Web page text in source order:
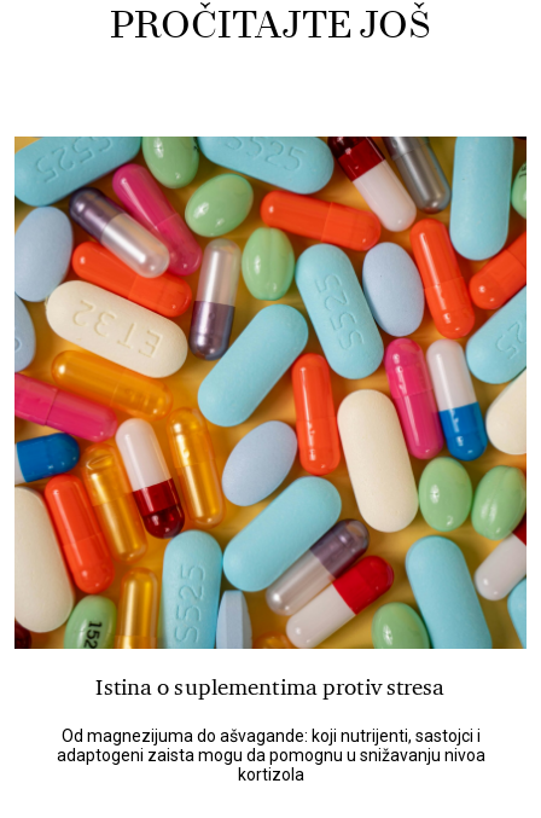
PROČITAJTE JOŠ
Istina o suplementima protiv stresa
Od magnezijuma do ašvagande: koji nutrijenti, sastojci i
adaptogeni zaista mogu da pomognu u snižavanju nivoa
kortizola